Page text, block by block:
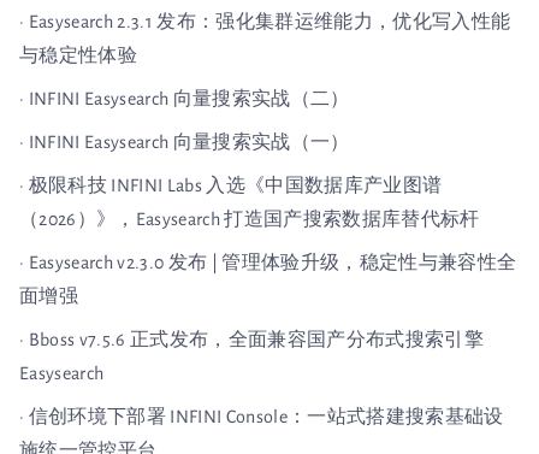
· Easysearch 2.3.1 发布：强化集群运维能力，优化写入性能
与稳定性体验
· INFINI Easysearch 向量搜索实战（二）
· INFINI Easysearch 向量搜索实战（一）
· 极限科技 INFINI Labs 入选《中国数据库产业图谱
（2026）》，Easysearch 打造国产搜索数据库替代标杆
· Easysearch v2.3.0 发布 | 管理体验升级，稳定性与兼容性全
面增强
· Bboss v7.5.6 正式发布，全面兼容国产分布式搜索引擎
Easysearch
· 信创环境下部署 INFINI Console：一站式搭建搜索基础设